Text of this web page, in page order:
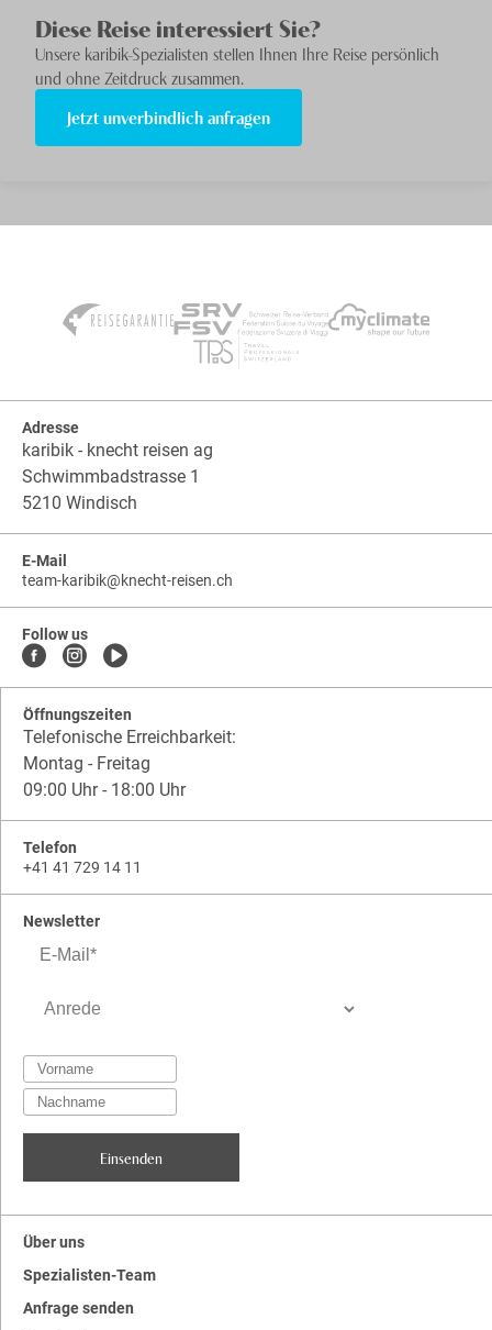
Diese Reise interessiert Sie?
Unsere karibik-Spezialisten stellen Ihnen Ihre Reise persönlich
und ohne Zeitdruck zusammen.
Jetzt unverbindlich anfragen
Adresse
karibik - knecht reisen ag
Schwimmbadstrasse 1
5210 Windisch
E-Mail
team-karibik@knecht-reisen.ch
Follow us
Öffnungszeiten
Telefonische Erreichbarkeit:
Montag - Freitag
09:00 Uhr - 18:00 Uhr
Telefon
+41 41 729 14 11
Newsletter
Über uns
Spezialisten-Team
Anfrage senden